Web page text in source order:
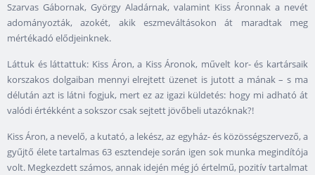
Szarvas Gábornak, György Aladárnak, valamint Kiss Áronnak a nevét
adományozták, azokét, akik eszmeváltásokon át maradtak meg
mértékadó elődjeinknek.
Láttuk és láttattuk: Kiss Áron, a Kiss Áronok, művelt kor- és kartársaik
korszakos dolgaiban mennyi elrejtett üzenet is jutott a mának – s ma
délután azt is látni fogjuk, mert ez az igazi küldetés: hogy mi adható át
valódi értékként a sokszor csak sejtett jövőbeli utazóknak?!
Kiss Áron, a nevelő, a kutató, a lekész, az egyház- és közösségszervező, a
gyűjtő élete tartalmas 63 esztendeje során igen sok munka megindítója
volt. Megkezdett számos, annak idején még jó értelmű, pozitív tartalmat